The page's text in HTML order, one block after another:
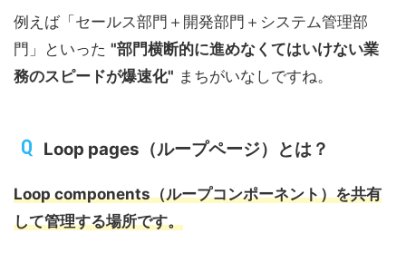
例えば「セールス部門＋開発部門＋システム管理部
門」といった "部門横断的に進めなくてはいけない業
務のスピードが爆速化" まちがいなしですね。
Loop pages（ループページ）とは？
Loop components（ループコンポーネント）を共有
して管理する場所です。